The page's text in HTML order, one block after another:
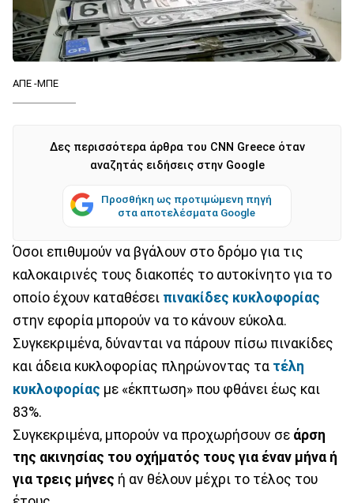
ΑΠΕ -ΜΠΕ
Δες περισσότερα άρθρα του CNN Greece όταν
αναζητάς ειδήσεις στην Google
Προσθήκη ως προτιμώμενη πηγή
στα αποτελέσματα Google
Όσοι επιθυμούν να βγάλουν στο δρόμο για τις
καλοκαιρινές τους διακοπές το αυτοκίνητο για το
οποίο έχουν καταθέσει πινακίδες κυκλοφορίας
στην εφορία μπορούν να το κάνουν εύκολα.
Συγκεκριμένα, δύνανται να πάρουν πίσω πινακίδες
και άδεια κυκλοφορίας πληρώνοντας τα τέλη
κυκλοφορίας με «έκπτωση» που φθάνει έως και
83%.
Συγκεκριμένα, μπορούν να προχωρήσουν σε άρση
της ακινησίας του οχήματός τους για έναν μήνα ή
για τρεις μήνες ή αν θέλουν μέχρι το τέλος του